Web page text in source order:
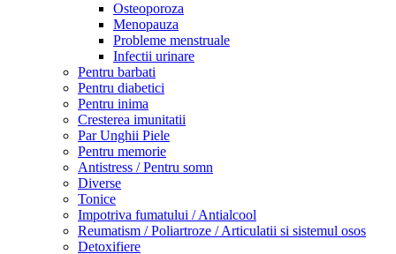
Osteoporoza
Menopauza
Probleme menstruale
Infectii urinare
Pentru barbati
Pentru diabetici
Pentru inima
Cresterea imunitatii
Par Unghii Piele
Pentru memorie
Antistress / Pentru somn
Diverse
Tonice
Impotriva fumatului / Antialcool
Reumatism / Poliartroze / Articulatii si sistemul osos
Detoxifiere